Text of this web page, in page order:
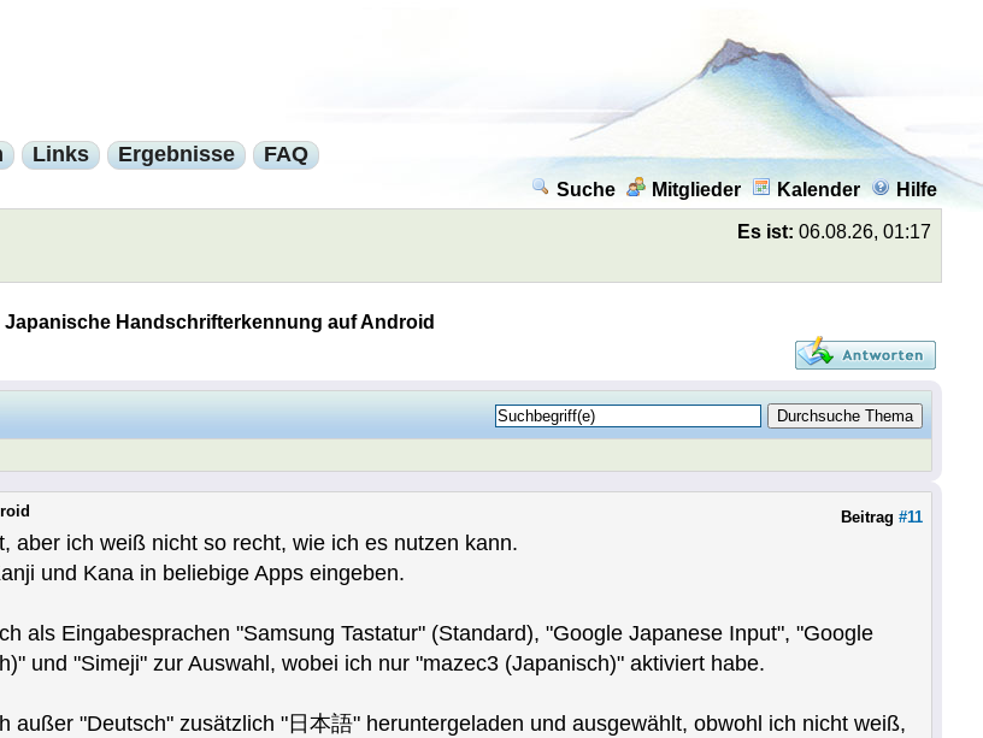
Links Ergebnisse FAQ
Suche Mitglieder Kalender Hilfe
Es ist: 06.08.26, 01:17
Japanische Handschrifterkennung auf Android
Beitrag #11
aber ich weiß nicht so recht, wie ich es nutzen kann.
und Kana in beliebige Apps eingeben.
als Eingabesprachen "Samsung Tastatur" (Standard), "Google Japanese Input", "Google
und "Simeji" zur Auswahl, wobei ich nur "mazec3 (Japanisch)" aktiviert habe.
außer "Deutsch" zusätzlich "日本語" heruntergeladen und ausgewählt, obwohl ich nicht weiß,